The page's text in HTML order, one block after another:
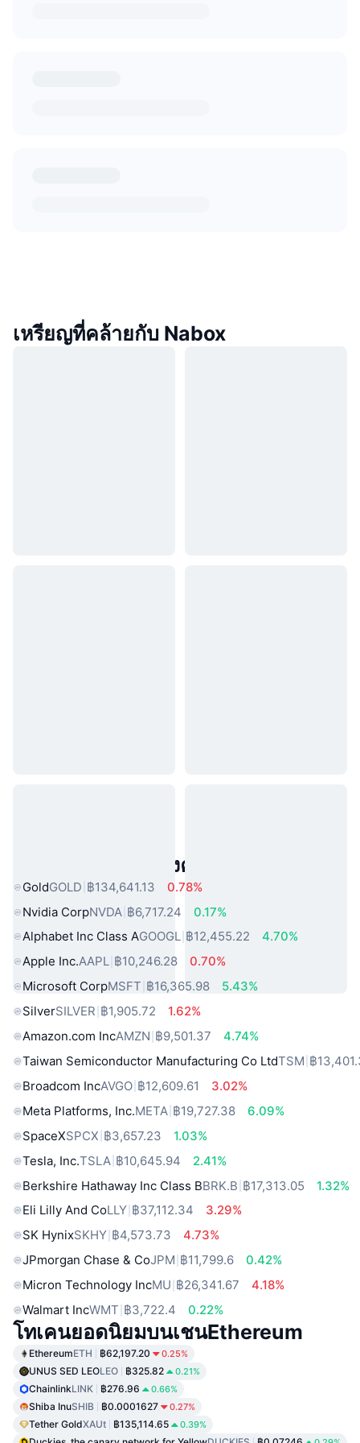
เหรียญที่คล้ายกับ Nabox
สินทรัพย์ในโลกแห่งความจริงยอดนิยม
GoldGOLD ฿134,641.13
0.78%
Nvidia CorpNVDA ฿6,717.24
0.17%
Alphabet Inc Class AGOOGL ฿12,455.22
4.70%
Apple Inc.AAPL ฿10,246.28
0.70%
Microsoft CorpMSFT ฿16,365.98
5.43%
SilverSILVER ฿1,905.72
1.62%
Amazon.com IncAMZN ฿9,501.37
4.74%
Taiwan Semiconductor Manufacturing Co LtdTSM ฿
Broadcom IncAVGO ฿12,609.61
3.02%
Meta Platforms, Inc.META ฿19,727.38
6.09%
SpaceXSPCX ฿3,657.23
1.03%
Tesla, Inc.TSLA ฿10,645.94
2.41%
Berkshire Hathaway Inc Class BBRK.B ฿17,313.05
1.32%
Eli Lilly And CoLLY ฿37,112.34
3.29%
SK HynixSKHY ฿4,573.73
4.73%
JPmorgan Chase & CoJPM ฿11,799.6
0.42%
Micron Technology IncMU ฿26,341.67
4.18%
Walmart IncWMT ฿3,722.4 0.22%
โทเคนยอดนิยมบนเชนEthereum
EthereumETH ฿62,197.20 0.25%
UNUS SED LEOLEO ฿325.82 0.21%
ChainlinkLINK ฿276.96 0.66%
Shiba InuSHIB ฿0.0001627 0.27%
Tether GoldXAUt ฿135,114.65 0.39%